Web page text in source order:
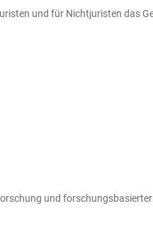
und für Nichtjuristen das
und